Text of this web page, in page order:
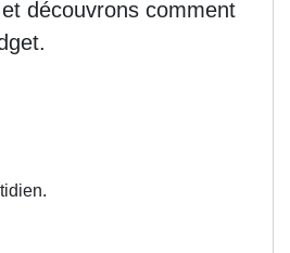
découvrons comment